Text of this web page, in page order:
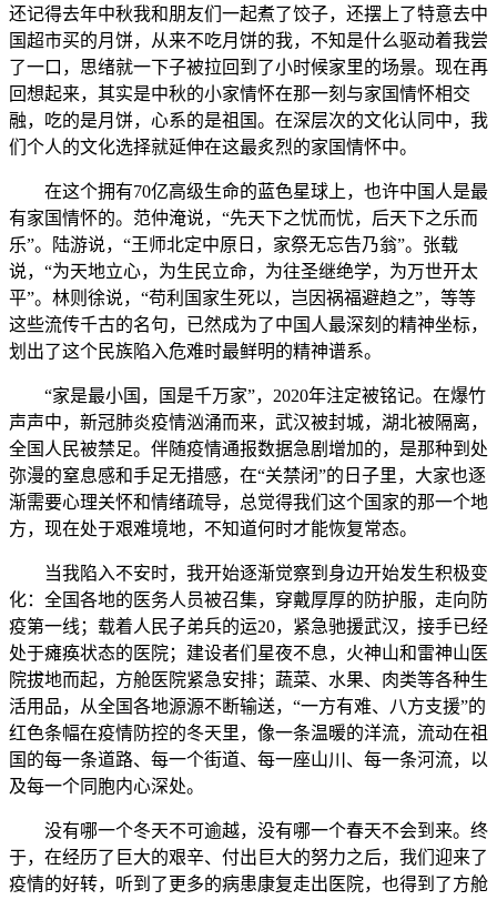
还记得去年中秋我和朋友们一起煮了饺子，还摆上了特意去中
国超市买的月饼，从来不吃月饼的我，不知是什么驱动着我尝
了一口，思绪就一下子被拉回到了小时候家里的场景。现在再
回想起来，其实是中秋的小家情怀在那一刻与家国情怀相交
融，吃的是月饼，心系的是祖国。在深层次的文化认同中，我
们个人的文化选择就延伸在这最炙烈的家国情怀中。
在这个拥有70亿高级生命的蓝色星球上，也许中国人是最
有家国情怀的。范仲淹说，“先天下之忧而忧，后天下之乐而
乐”。陆游说，“王师北定中原日，家祭无忘告乃翁”。张载
说，“为天地立心，为生民立命，为往圣继绝学，为万世开太
平”。林则徐说，“苟利国家生死以，岂因祸福避趋之”，等等
这些流传千古的名句，已然成为了中国人最深刻的精神坐标，
划出了这个民族陷入危难时最鲜明的精神谱系。
“家是最小国，国是千万家”，2020年注定被铭记。在爆竹
声声中，新冠肺炎疫情汹涌而来，武汉被封城，湖北被隔离，
全国人民被禁足。伴随疫情通报数据急剧增加的，是那种到处
弥漫的窒息感和手足无措感，在“关禁闭”的日子里，大家也逐
渐需要心理关怀和情绪疏导，总觉得我们这个国家的那一个地
方，现在处于艰难境地，不知道何时才能恢复常态。
当我陷入不安时，我开始逐渐觉察到身边开始发生积极变
化：全国各地的医务人员被召集，穿戴厚厚的防护服，走向防
疫第一线；载着人民子弟兵的运20，紧急驰援武汉，接手已经
处于瘫痪状态的医院；建设者们星夜不息，火神山和雷神山医
院拔地而起，方舱医院紧急安排；蔬菜、水果、肉类等各种生
活用品，从全国各地源源不断输送，“一方有难、八方支援”的
红色条幅在疫情防控的冬天里，像一条温暖的洋流，流动在祖
国的每一条道路、每一个街道、每一座山川、每一条河流，以
及每一个同胞内心深处。
没有哪一个冬天不可逾越，没有哪一个春天不会到来。终
于，在经历了巨大的艰辛、付出巨大的努力之后，我们迎来了
疫情的好转，听到了更多的病患康复走出医院，也得到了方舱